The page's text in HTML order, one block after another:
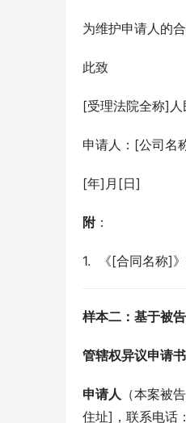
为维护申请人的
此致
[受理法院全称]人
申请人：[公司名
[年]月[日]
附：
1.  《[合同名称]》
样本二：基于被
管辖权异议申请书
申请人 （本案被
住址]，联系电话